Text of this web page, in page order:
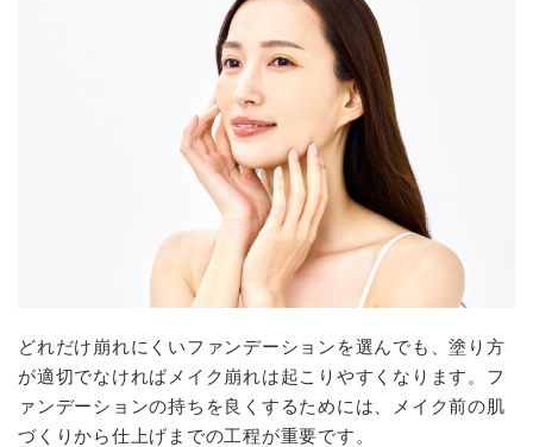
どれだけ崩れにくいファンデーションを選んでも、塗り方
が適切でなければメイク崩れは起こりやすくなります。フ
ァンデーションの持ちを良くするためには、メイク前の肌
づくりから仕上げまでの工程が重要です。